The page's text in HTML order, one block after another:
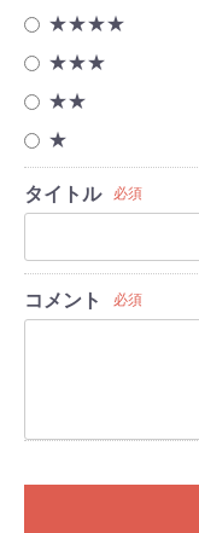
★★★★
★★★
★★
★
タイトル 必須
コメント 必須